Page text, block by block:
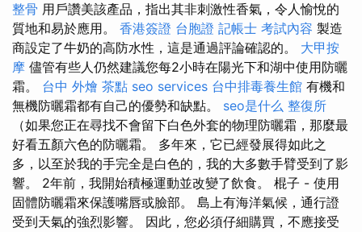
整骨 用戶讚美該產品，指出其非刺激性香氣，令人愉悅的
質地和易於應用。 香港簽證 台胞證 記帳士 考試內容 製造
商設定了牛奶的高防水性，這是通過評論確認的。 大甲按
摩 儘管有些人仍然建議您每2小時在陽光下和湖中使用防曬
霜。 台中 外燴 茶點 seo services 台中排毒養生館 有機和
無機防曬霜都有自己的優勢和缺點。 seo是什么 整復所
（如果您正在尋找不會留下白色外套的物理防曬霜，那麼最
好看五顏六色的防曬霜。 多年來，它已經發展得如此之
多，以至於我的手完全是白色的，我的大多數手臂受到了影
響。 2年前，我開始積極運動並改變了飲食。 棍子 - 使用
固體防曬霜來保護嘴唇或臉部。 島上有海洋氣候，通行證
受到天氣的強烈影響。 因此，您必須仔細購買，不應接受